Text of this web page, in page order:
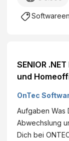
SENIOR
und
bis€ / Jahr
OnTec
Aufgaben Was
Abwechslung
Dich bei